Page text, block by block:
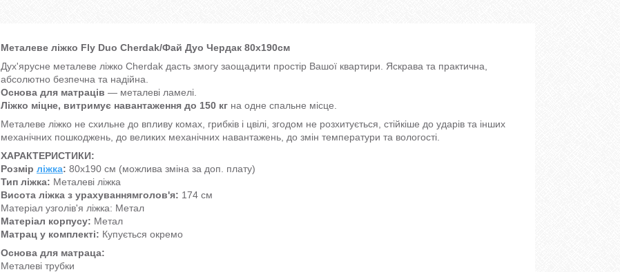
Металеве ліжко Fly Duo Cherdak/Фай Дуо Чердак 80х190см
Дух'ярусне металеве ліжко Cherdak дасть змогу заощадити простір Вашої квартири. Яскрава та практична,
абсолютно безпечна та надійна.
Основа для матраців — металеві ламелі.
Ліжко міцне, витримує навантаження до 150 кг на одне спальне місце.
Металеве ліжко не схильне до впливу комах, грибків і цвілі, згодом не розхитується, стійкіше до ударів та інших
механічних пошкоджень, до великих механічних навантажень, до змін температури та вологості.
ХАРАКТЕРИСТИКИ:
Розмір ліжка: 80х190 см (можлива зміна за доп. плату)
Тип ліжка: Металеві ліжка
Висота ліжка з урахуваннямголов'я: 174 см
Матеріал узголів'я ліжка: Метал
Матеріал корпусу: Метал
Матрац у комплекті: Купується окремо
Основа для матраца:
Металеві трубки